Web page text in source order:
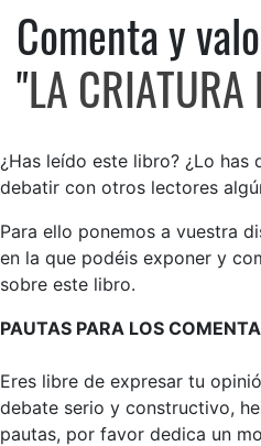
Comenta y
Comenta y
"LA CRIATURA
¿Has leído este libro? ¿Lo has
debatir con otros lectores
Para ello ponemos a vuestra
en la que podéis exponer y
sobre este libro.
PAUTAS PARA LOS
Eres libre de expresar tu
debate serio y constructivo,
pautas, por favor dedica un